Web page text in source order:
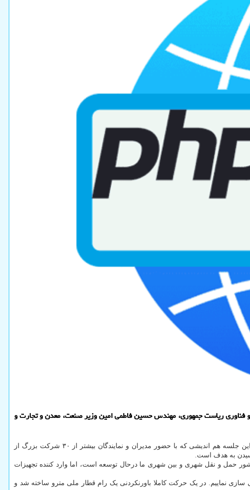
فناوری ریاست جمهوری، مهندس حسین فاطمی امین وزیر صنعت، معدن و تجارت و
به نقل از روابط عمومی جهاددانشگاهی دکتر حمیدرضا طیبی رئیس جهاددانشگاهی در این جلسه هم اندیشی که با حضور مدیران و نمایندگان بیشتر از ۳۰ شرکت بزرگ از
به هدف است.
حمل و نقل شهری و بین شهری ما درحال توسعه است، اما وارد کننده تجهیزات
همچین صنعتی صاحب دانش و فناوری شویم. در برنامه ششم توسعه باید در برنامه حمل و نقل، ۸۵ درصد داخلی سازی نماییم. در یک حرکت کاملا باورنکردنی یک رام قطار ملی مترو ساخته شد و